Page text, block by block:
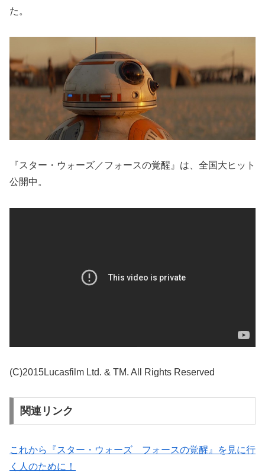
た。
『スター・ウォーズ／フォースの覚醒』は、全国大ヒット
公開中。
(C)2015Lucasfilm Ltd. & TM. All Rights Reserved
関連リンク
これから『スター・ウォーズ フォースの覚醒』を見に行
く人のために！